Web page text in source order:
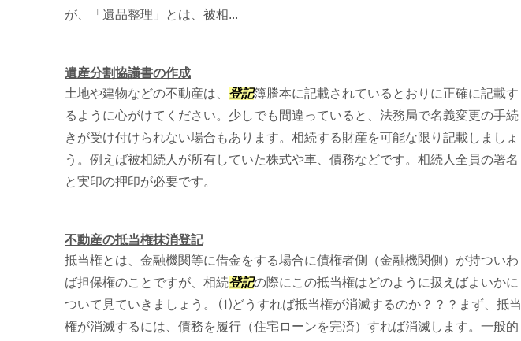
が、「遺品整理」とは、被相...
遺産分割協議書の作成
土地や建物などの不動産は、 登記簿謄本に記載されているとおりに正確に記載す
るように心がけてください。少しでも間違っていると、法務局で名義変更の手続
きが受け付けられない場合もあります。相続する財産を可能な限り記載しましょ
う。例えば被相続人が所有していた株式や車、債務などです。相続人全員の署名
と実印の押印が必要です。
不動産の抵当権抹消登記
抵当権とは、金融機関等に借金をする場合に債権者側（金融機関側）が持ついわ
ば担保権のことですが、相続登記の際にこの抵当権はどのように扱えばよいかに
ついて見ていきましょう。 ⑴どうすれば抵当権が消滅するのか？？？まず、抵当
権が消滅するには、債務を履行（住宅ローンを完済）すれば消滅します。一般的